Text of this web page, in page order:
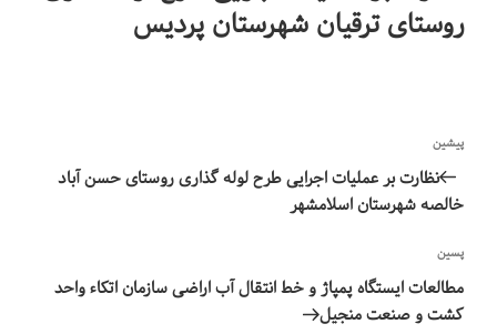
روستای ترقیان شهرستان پردیس
راهبری
نوشته‌ها
نوشته
قبلی
پیشین
نظارت بر عملیات اجرایی طرح لوله گذاری روستای حسن آباد
خالصه شهرستان اسلامشهر
نوشته‌ٔ
بعدی
پسین
مطالعات ایستگاه پمپاژ و خط انتقال آب اراضی سازمان اتکاء واحد
کشت و صنعت منجیل